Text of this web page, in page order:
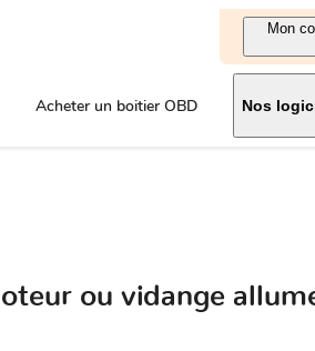
Mon
Acheter un boitier OBD Nos
ou vidange